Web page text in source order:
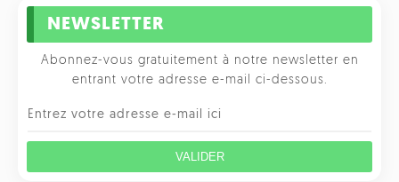
NEWSLETTER
Abonnez-vous gratuitement à notre newsletter en
entrant votre adresse e-mail ci-dessous.
VALIDER